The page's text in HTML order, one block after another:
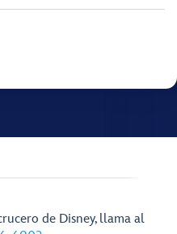
de Disney, llama al